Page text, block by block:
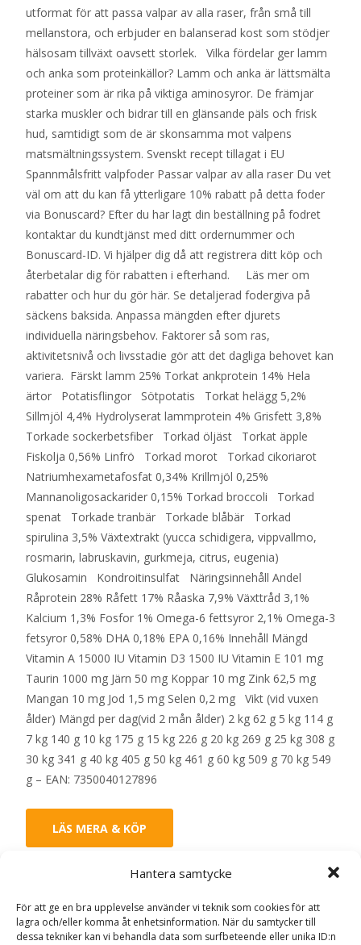
Hantera samtycke
För att ge en bra upplevelse använder vi teknik som cookies för att
lagra och/eller komma åt enhetsinformation. När du samtycker till
dessa tekniker kan vi behandla data som surfbeteende eller unika ID:n
utformat för att passa valpar av alla raser, från små till
mellanstora, och erbjuder en balanserad kost som stödjer
hälsosam tillväxt oavsett storlek. Vilka fördelar ger lamm
och anka som proteinkällor? Lamm och anka är lättsmälta
proteiner som är rika på viktiga aminosyror. De främjar
starka muskler och bidrar till en glänsande päls och frisk
hud, samtidigt som de är skonsamma mot valpens
matsmältningssystem. Svenskt recept tillagat i EU
Spannmålsfritt valpfoder Passar valpar av alla raser Du vet
väl om att du kan få ytterligare 10% rabatt på detta foder
via Bonuscard? Efter du har lagt din beställning på fodret
kontaktar du kundtjänst med ditt ordernummer och
Bonuscard-ID. Vi hjälper dig då att registrera ditt köp och
återbetalar dig för rabatten i efterhand. Läs mer om
rabatter och hur du gör här. Se detaljerad fodergiva på
säckens baksida. Anpassa mängden efter djurets
individuella näringsbehov. Faktorer så som ras,
aktivitetsnivå och livsstadie gör att det dagliga behovet kan
variera. Färskt lamm 25% Torkat ankprotein 14% Hela
ärtor Potatisflingor Sötpotatis Torkat helägg 5,2%
Sillmjöl 4,4% Hydrolyserat lammprotein 4% Grisfett 3,8%
Torkade sockerbetsfiber Torkad öljäst Torkat äpple
Fiskolja 0,56% Linfrö Torkad morot Torkad cikoriarot
Natriumhexametafosfat 0,34% Krillmjöl 0,25%
Mannanoligosackarider 0,15% Torkad broccoli Torkad
spenat Torkade tranbär Torkade blåbär Torkad
spirulina 3,5% Växtextrakt (yucca schidigera, vippvallmo,
rosmarin, labruskavin, gurkmeja, citrus, eugenia)
Glukosamin Kondroitinsulfat Näringsinnehåll Andel
Råprotein 28% Råfett 17% Råaska 7,9% Växttråd 3,1%
Kalcium 1,3% Fosfor 1% Omega-6 fettsyror 2,1% Omega-3
fetsyror 0,58% DHA 0,18% EPA 0,16% Innehåll Mängd
Vitamin A 15000 IU Vitamin D3 1500 IU Vitamin E 101 mg
Taurin 1000 mg Järn 50 mg Koppar 10 mg Zink 62,5 mg
Mangan 10 mg Jod 1,5 mg Selen 0,2 mg Vikt (vid vuxen
ålder) Mängd per dag(vid 2 mån ålder) 2 kg 62 g 5 kg 114 g
7 kg 140 g 10 kg 175 g 15 kg 226 g 20 kg 269 g 25 kg 308 g
30 kg 341 g 40 kg 405 g 50 kg 461 g 60 kg 509 g 70 kg 549
g – EAN: 7350040127896
LÄS MERA & KÖP
Hundmat
Etikett:Monster